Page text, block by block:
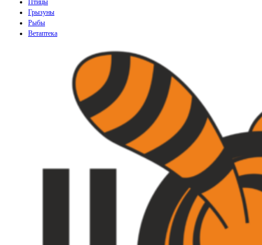
Грызуны
Рыбы
Ветаптека